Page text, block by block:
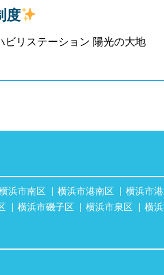
度
ビリステーション 陽光の大地
浜市南区 横浜市港南区 横浜市
横浜市磯子区 横浜市泉区 横